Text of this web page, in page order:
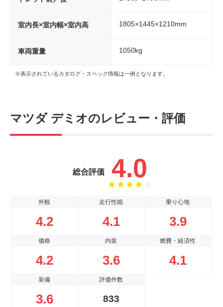
室内長×室内幅×室内高 1805×1445×1210mm
車両重量 1050kg
※表示されているカタログ・スペック情報は一例となります。
マツダ デミオのレビュー・評価
総合評価 4.0
外観
4.2
走行性能
4.1
乗り心地
3.9
価格
4.2
内装
3.6
燃費・経済性
4.1
装備
3.6
評価件数
833